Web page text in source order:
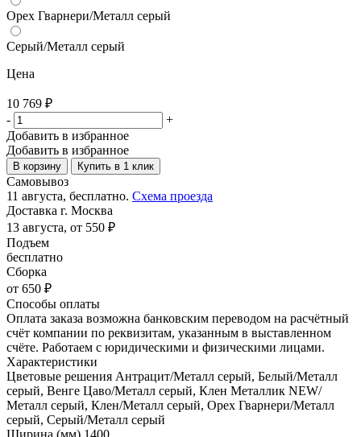
Орех Гварнери/Металл серый
Серый/Металл серый
Цена
10 769 ₽
-
+
Добавить в избранное
Добавить в избранное
В корзину Купить в 1 клик
Самовывоз
11 августа, бесплатно. Схема проезда
Доставка г. Москва
13 августа, от 550 ₽
Подъем
бесплатно
Сборка
от 650 ₽
Способы оплаты
Оплата заказа возможна банковским переводом на расчётный
счёт компании по реквизитам, указанным в выставленном
счёте. Работаем с юридическими и физическими лицами.
Характеристики
Цветовые решения Антрацит/Металл серый, Белый/Металл
серый, Венге Цаво/Металл серый, Клен Металлик NEW/
Металл серый, Клен/Металл серый, Орех Гварнери/Металл
серый, Серый/Металл серый
Ширина (мм) 1400